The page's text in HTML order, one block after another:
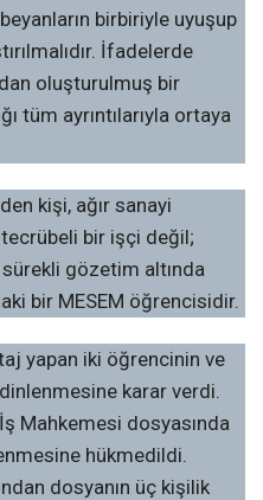
birbiriyle uyuşup
İfadelerde
oluşturulmuş bir
tüm ayrıntılarıyla ortaya
kişi, ağır sanayi
bir işçi değil;
gözetim altında
bir MESEM öğrencisidir.
yapan iki öğrencinin ve
karar verdi.
Mahkemesi dosyasında
hükmedildi.
dosyanın üç kişilik